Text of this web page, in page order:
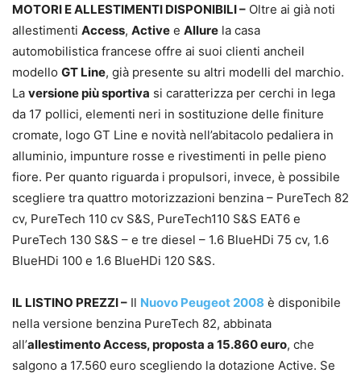
MOTORI E ALLESTIMENTI DISPONIBILI – Oltre ai già noti
allestimenti Access, Active e Allure la casa
automobilistica francese offre ai suoi clienti ancheil
modello GT Line, già presente su altri modelli del marchio.
La versione più sportiva si caratterizza per cerchi in lega
da 17 pollici, elementi neri in sostituzione delle finiture
cromate, logo GT Line e novità nell’abitacolo pedaliera in
alluminio, impunture rosse e rivestimenti in pelle pieno
fiore. Per quanto riguarda i propulsori, invece, è possibile
scegliere tra quattro motorizzazioni benzina – PureTech 82
cv, PureTech 110 cv S&S, PureTech110 S&S EAT6 e
PureTech 130 S&S – e tre diesel – 1.6 BlueHDi 75 cv, 1.6
BlueHDi 100 e 1.6 BlueHDi 120 S&S.
IL LISTINO PREZZI – Il Nuovo Peugeot 2008 è disponibile
nella versione benzina PureTech 82, abbinata
all’allestimento Access, proposta a 15.860 euro, che
salgono a 17.560 euro scegliendo la dotazione Active. Se